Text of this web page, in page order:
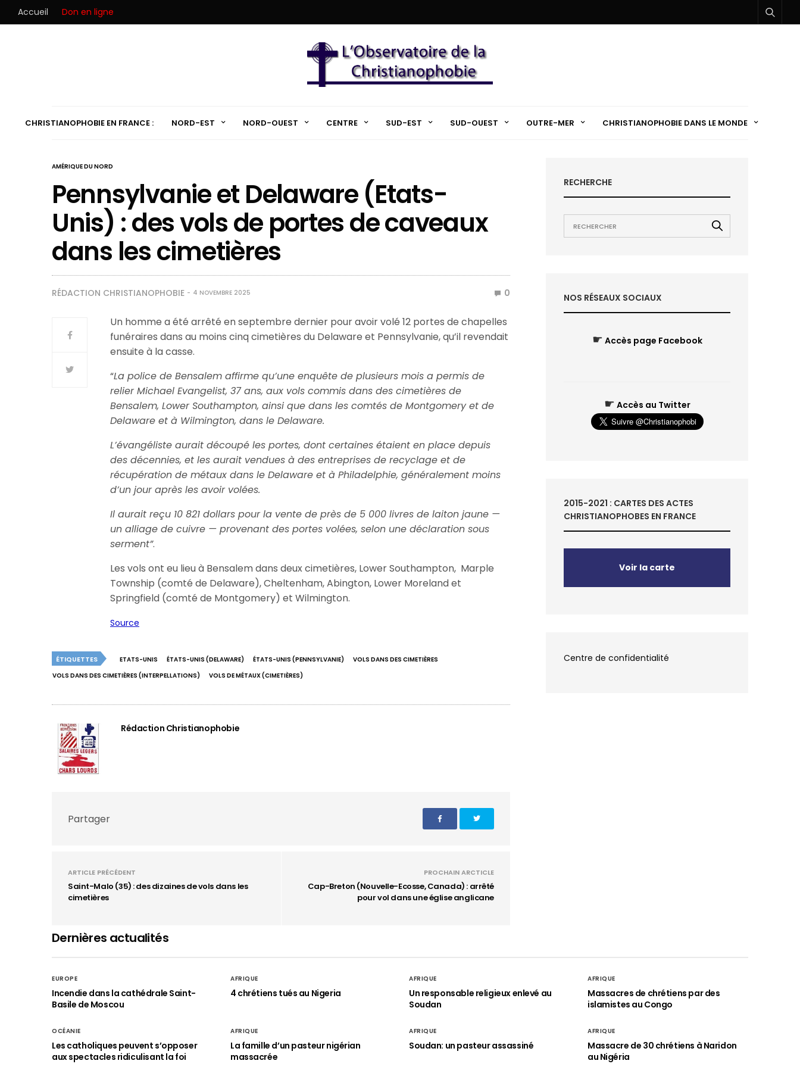
Accueil Don en ligne
CHRISTIANOPHOBIE EN FRANCE : NORD-EST NORD-OUEST CENTRE SUD-EST SUD-OUEST OUTRE-MER CHRISTIANOPHOBIE DANS LE MONDE
AMÉRIQUE DU NORD
Pennsylvanie et Delaware (Etats-
Unis) : des vols de portes de caveaux
dans les cimetières
RÉDACTION CHRISTIANOPHOBIE 4 NOVEMBRE 2025 0
Un homme a été arrêté en septembre dernier pour avoir volé 12 portes de chapelles
funéraires dans au moins cinq cimetières du Delaware et Pennsylvanie, qu’il revendait
ensuite à la casse.
“La police de Bensalem affirme qu’une enquête de plusieurs mois a permis de
relier Michael Evangelist, 37 ans, aux vols commis dans des cimetières de
Bensalem, Lower Southampton, ainsi que dans les comtés de Montgomery et de
Delaware et à Wilmington, dans le Delaware.
L’évangéliste aurait découpé les portes, dont certaines étaient en place depuis
des décennies, et les aurait vendues à des entreprises de recyclage et de
récupération de métaux dans le Delaware et à Philadelphie, généralement moins
d’un jour après les avoir volées.
Il aurait reçu 10 821 dollars pour la vente de près de 5 000 livres de laiton jaune —
un alliage de cuivre — provenant des portes volées, selon une déclaration sous
serment”.
Les vols ont eu lieu à Bensalem dans deux cimetières, Lower Southampton, Marple
Township (comté de Delaware), Cheltenham, Abington, Lower Moreland et
Springfield (comté de Montgomery) et Wilmington.
Source
ÉTIQUETTES ETATS-UNIS ÉTATS-UNIS (DELAWARE) ÉTATS-UNIS (PENNSYLVANIE)
VOLS DANS DES CIMETIÈRES
VOLS DANS DES CIMETIÈRES (INTERPELLATIONS)
VOLS DE MÉTAUX (CIMETIÈRES)
Rédaction Christianophobie
Partager
ARTICLE PRÉCÉDENT
Saint-Malo (35) : des dizaines de vols dans les
cimetières
PROCHAIN ARCTICLE
Cap-Breton (Nouvelle-Ecosse, Canada) : arrêté
pour vol dans une église anglicane
RECHERCHE
NOS RÉSEAUX SOCIAUX
☛ Accès page Facebook
☛ Accès au Twitter
2015-2021 : CARTES DES ACTES
CHRISTIANOPHOBES EN FRANCE
Voir la carte
Centre de confidentialité
Dernières actualités
EUROPE
Incendie dans la cathédrale Saint-
Basile de Moscou
AFRIQUE
4 chrétiens tués au Nigeria
AFRIQUE
Un responsable religieux enlevé au
Soudan
AFRIQUE
Massacres de chrétiens par des
islamistes au Congo
OCÉANIE
Les catholiques peuvent s’opposer
aux spectacles ridiculisant la foi
AFRIQUE
La famille d’un pasteur nigérian
massacrée
AFRIQUE
Soudan: un pasteur assassiné
AFRIQUE
Massacre de 30 chrétiens à Naridon
au Nigéria